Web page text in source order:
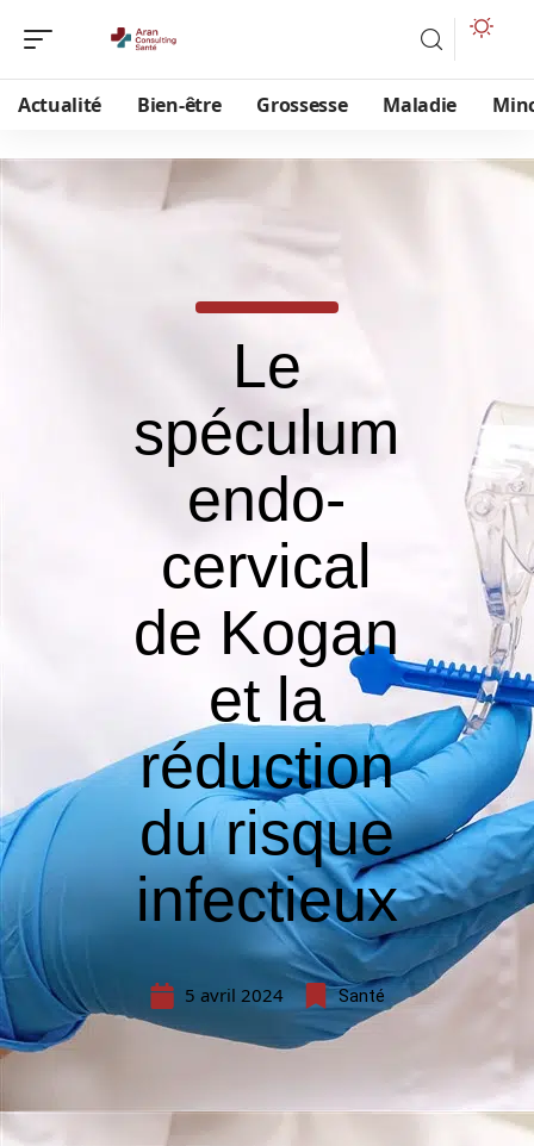
Actualité Bien-être Grossesse Maladie
Le
spéculum
endo-
cervical
de Kogan
et la
réduction
du risque
infectieux
5 avril 2024 Santé